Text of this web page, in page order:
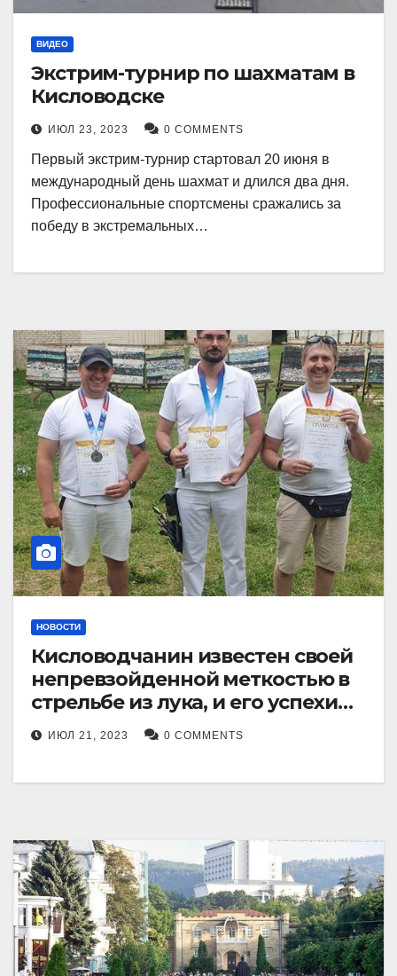
ВИДЕО
Экстрим-турнир по шахматам в
Кисловодске
ИЮЛ 23, 2023 0 COMMENTS
Первый экстрим-турнир стартовал 20 июня в
международный день шахмат и длился два дня.
Профессиональные спортсмены сражались за
победу в экстремальных…
НОВОСТИ
Кисловодчанин известен своей
непревзойденной меткостью в
стрельбе из лука, и его успехи
прославили его в
Ставропольском крае.
ИЮЛ 21, 2023 0 COMMENTS